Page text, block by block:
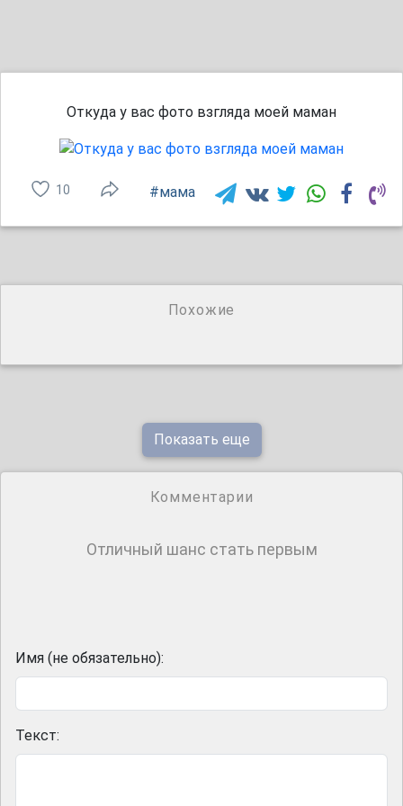
Откуда у вас фото взгляда моей маман
10 #мама
Похожие
Показать еще
Комментарии
Отличный шанс стать первым
Имя (не обязательно):
Текст: